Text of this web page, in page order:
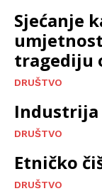
Sjećanje
tragediju
DRUŠTVO
Industrija
DRUŠTVO
Etničko
DRUŠTVO